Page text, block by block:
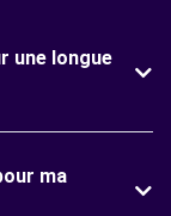
une longue
ma